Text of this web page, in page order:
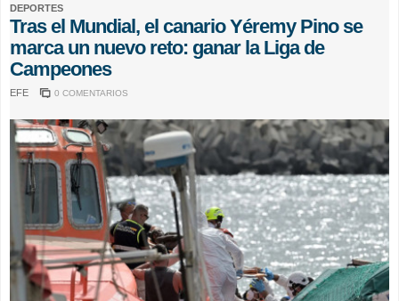
DEPORTES
Tras el Mundial, el canario Yéremy Pino se
marca un nuevo reto: ganar la Liga de
Campeones
EFE 0 COMENTARIOS